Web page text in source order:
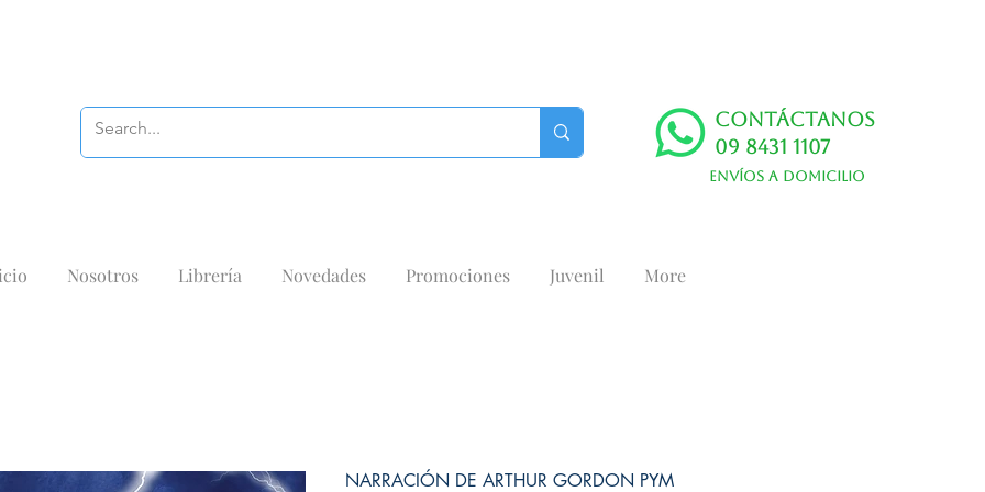
Contáctanos
09 8431 1107
Envíos a domicilio
Nosotros Librería Novedades Promociones Juvenil More
NARRACIÓN DE ARTHUR GORDON PYM